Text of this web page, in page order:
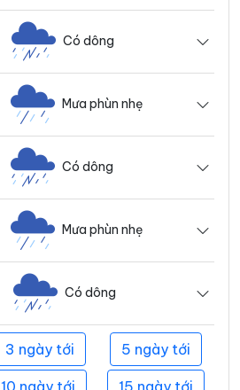
Có dông
Mưa phùn nhẹ
Có dông
Mưa phùn nhẹ
Có dông
3 ngày tới 5 ngày tới
10 ngày tới 15 ngày tới